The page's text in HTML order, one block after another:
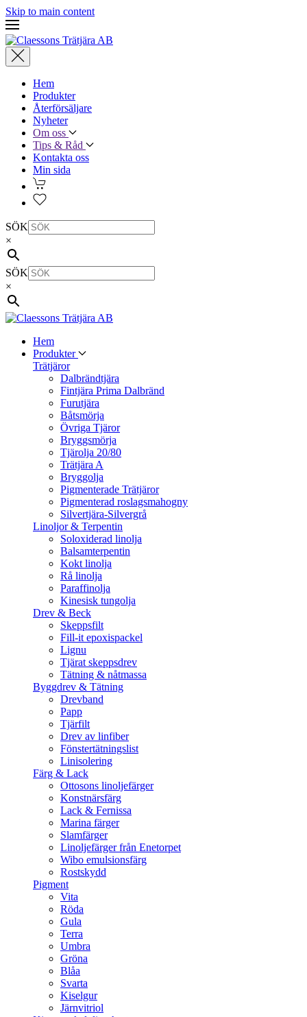
Skip to main content
Hem
Produkter
Återförsäljare
Nyheter
Om oss
Tips & Råd
Kontakta oss
Min sida
SÖK
×
SÖK
×
Hem
Produkter
Trätjäror
Dalbrändtjära
Fintjära Prima Dalbränd
Furutjära
Båtsmörja
Övriga Tjäror
Bryggsmörja
Tjärolja 20/80
Trätjära A
Bryggolja
Pigmenterade Trätjäror
Pigmenterad roslagsmahogny
Silvertjära-Silvergrå
Linoljor & Terpentin
Soloxiderad linolja
Balsamterpentin
Kokt linolja
Rå linolja
Paraffinolja
Kinesisk tungolja
Drev & Beck
Skeppsfilt
Fill-it epoxispackel
Lignu
Tjärat skeppsdrev
Tätning & nåtmassa
Byggdrev & Tätning
Drevband
Papp
Tjärfilt
Drev av linfiber
Fönstertätningslist
Linisolering
Färg & Lack
Ottosons linoljefärger
Konstnärsfärg
Lack & Fernissa
Marina färger
Slamfärger
Linoljefärger från Enetorpet
Wibo emulsionsfärg
Rostskydd
Pigment
Vita
Röda
Gula
Terra
Umbra
Gröna
Blåa
Svarta
Kiselgur
Järnvitriol